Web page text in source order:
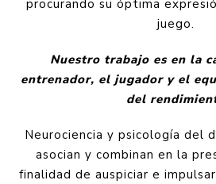
procurando su óptima
juego.
Nuestro trabajo es en la
entrenador, el jugador y el
del
Neurociencia y psicología del
asocian y combinan en la
finalidad de auspiciar e